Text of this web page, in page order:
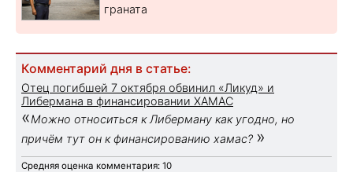
граната
Комментарий дня в статье:
Отец погибшей 7 октября обвинил «Ликуд» и
Либермана в финансировании ХАМАС
«Можно относиться к Либерману как угодно, но
причём тут он к финансированию хамас? »
Средняя оценка комментария: 10